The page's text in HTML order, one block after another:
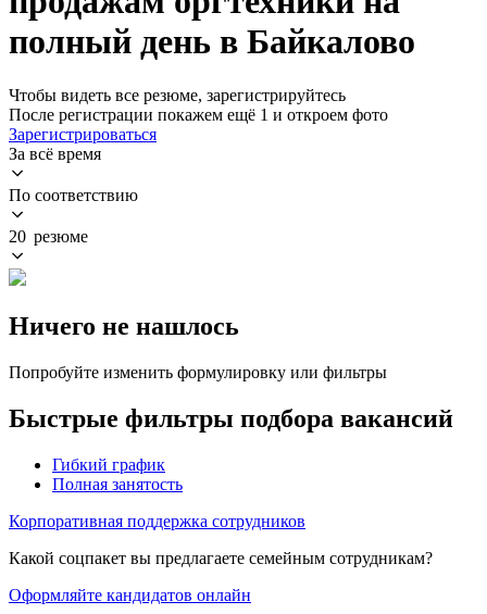
полный день в Байкалово
Чтобы видеть все резюме, зарегистрируйтесь
После регистрации покажем ещё 1 и откроем фото
Зарегистрироваться
За всё время
По соответствию
20 резюме
Ничего не нашлось
Попробуйте изменить формулировку или фильтры
Быстрые фильтры подбора вакансий
Гибкий график
Полная занятость
Корпоративная поддержка сотрудников
Какой соцпакет вы предлагаете семейным сотрудникам?
Оформляйте кандидатов онлайн